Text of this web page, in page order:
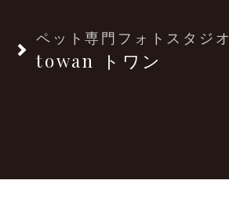
ペット専門フォトスタジオ
towan トワン